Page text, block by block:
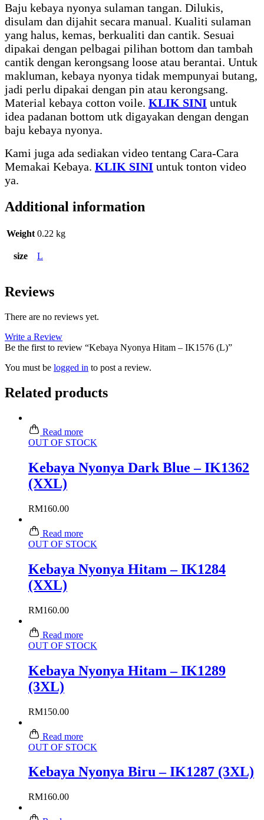
Baju kebaya nyonya sulaman tangan. Dilukis,
disulam dan dijahit secara manual. Kualiti sulaman
yang halus, kemas, berkualiti dan cantik. Sesuai
dipakai dengan pelbagai pilihan bottom dan tambah
cantik dengan kerongsang loose atau berantai. Untuk
makluman, kebaya nyonya tidak mempunyai butang,
jadi perlu dipakai dengan pin atau kerongsang.
Material kebaya cotton voile. KLIK SINI untuk
idea padanan bottom utk digayakan dengan dengan
baju kebaya nyonya.
Kami juga ada sediakan video tentang Cara-Cara
Memakai Kebaya. KLIK SINI untuk tonton video
ya.
Additional information
Weight 0.22 kg
size L
Reviews
There are no reviews yet.
Write a Review
Be the first to review “Kebaya Nyonya Hitam – IK1576 (L)”
You must be logged in to post a review.
Related products
Read more
OUT OF STOCK
Kebaya Nyonya Dark Blue – IK1362
(XXL)
RM160.00
Read more
OUT OF STOCK
Kebaya Nyonya Hitam – IK1284
(XXL)
RM160.00
Read more
OUT OF STOCK
Kebaya Nyonya Hitam – IK1289
(3XL)
RM150.00
Read more
OUT OF STOCK
Kebaya Nyonya Biru – IK1287 (3XL)
RM160.00